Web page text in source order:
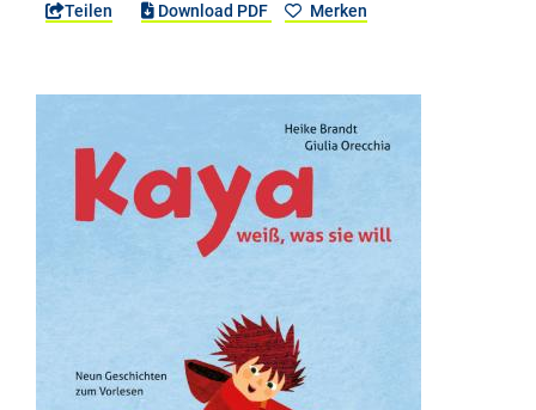
Teilen Download PDF Merken